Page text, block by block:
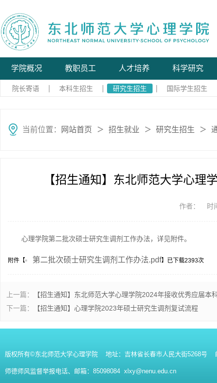
学院概况 教职员工 人才培养 科学研究
院长寄语 本科生招生 研究生招生 国际学生招生
当前位置： 网站首页 ＞ 招生就业 ＞ 研究生招生 ＞
【招生通知】东北师范大学心理
作者： 时
心理学院第二批次硕士研究生调剂工作办法，详见附件。
附件【 第二批次硕士研究生调剂工作办法.pdf】已下载2393次
上一篇：
【招生通知】东北师范大学心理学院2024年接收优秀应届
下一篇：
【招生通知】心理学院2023年硕士研究生调剂复试流程
版权所有©东北师范大学心理学院 地址：吉林省长春市人民大街5268号
师德师风监督举报电话、邮箱：85098084 xlxy@nenu.edu.cn